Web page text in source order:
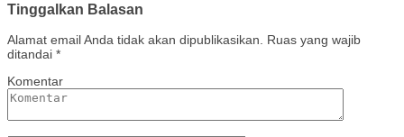
Tinggalkan Balasan
Alamat email Anda tidak akan dipublikasikan. Ruas yang wajib
ditandai *
Komentar